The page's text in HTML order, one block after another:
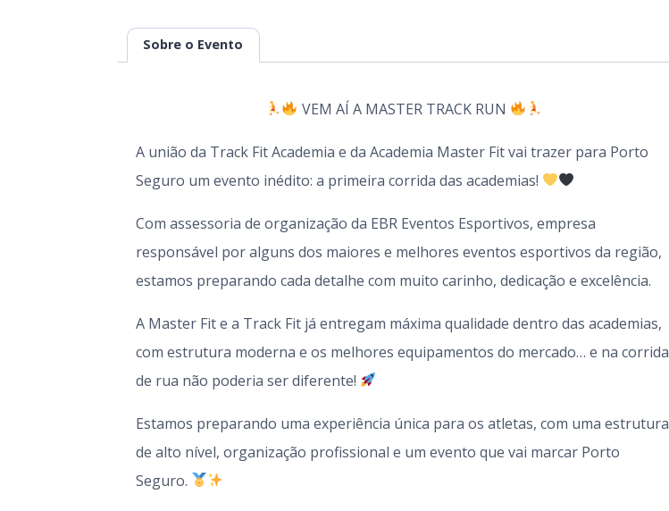
Sobre o Evento
VEM AÍ A MASTER TRACK RUN
A união da Track Fit Academia e da Academia Master Fit vai trazer para Porto
Seguro um evento inédito: a primeira corrida das academias!
Com assessoria de organização da EBR Eventos Esportivos, empresa
responsável por alguns dos maiores e melhores eventos esportivos da região,
estamos preparando cada detalhe com muito carinho, dedicação e excelência.
A Master Fit e a Track Fit já entregam máxima qualidade dentro das academias,
com estrutura moderna e os melhores equipamentos do mercado… e na corrida
de rua não poderia ser diferente!
Estamos preparando uma experiência única para os atletas, com uma estrutura
de alto nível, organização profissional e um evento que vai marcar Porto
Seguro.